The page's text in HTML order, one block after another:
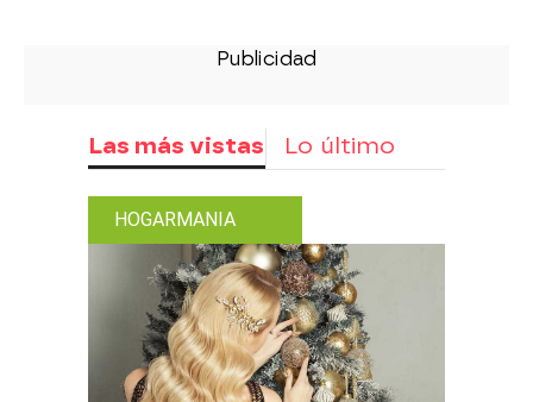
Las más vistas Lo último
HOGARMANIA